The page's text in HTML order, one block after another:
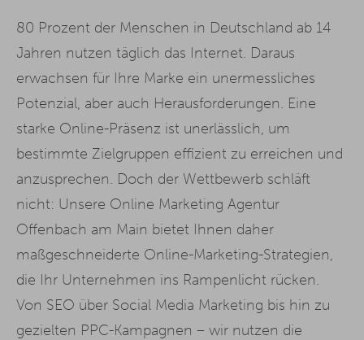
80 Prozent der Menschen in Deutschland ab 14
Jahren nutzen täglich das Internet. Daraus
erwachsen für Ihre Marke ein unermessliches
Potenzial, aber auch Herausforderungen. Eine
starke Online-Präsenz ist unerlässlich, um
bestimmte Zielgruppen effizient zu erreichen und
anzusprechen. Doch der Wettbewerb schläft
nicht: Unsere Online Marketing Agentur
Offenbach am Main bietet Ihnen daher
maßgeschneiderte Online-Marketing-Strategien,
die Ihr Unternehmen ins Rampenlicht rücken.
Von SEO über Social Media Marketing bis hin zu
gezielten PPC-Kampagnen – wir nutzen die